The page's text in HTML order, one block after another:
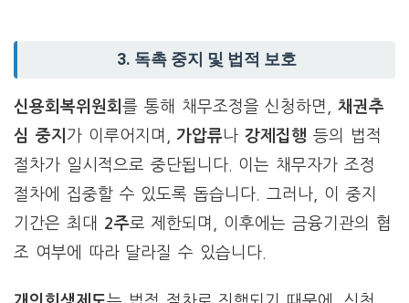
3. 독촉 중지 및 법적 보호
신용회복위원회 를 통해 채무조정을 신청하면,채권추
심 중지 가 이루어지며, 가압류나강제집행 등의 법적
절차가 일시적으로 중단됩니다. 이는 채무자가 조정
절차에 집중할 수 있도록 돕습니다. 그러나, 이 중지
기간은 최대 2주로 제한되며, 이후에는 금융기관의 협
조 여부에 따라 달라질 수 있습니다.